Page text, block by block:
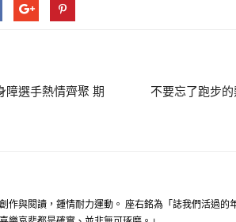
障選手熱情齊聚 期
不要忘了跑步
作與閱讀，鍾情耐力運動。 座右銘為「誌我們活過的